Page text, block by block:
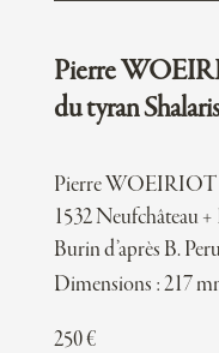
Pierre
du tyran Shalaris
Pierre WOEIRIOT
1532 Neufchâteau +
Burin d’après B.
Dimensions : 217
250€